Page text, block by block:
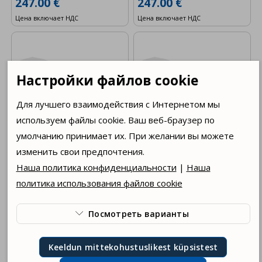
Цена включает НДС Цена включает НДС
Обогреватель TJ G, 4,5
кВт, 1 1/2" Dražice
252.01 €
Цена включает НДС
Обогреватель TJ G, 6
кВт, 1 1/2" Dražice +
регулятор
252.01 €
Настройки файлов cookie
Для лучшего взаимодействия с Интернетом мы
используем файлы cookie. Ваш веб-браузер по
умолчанию принимает их. При желании вы можете
изменить свои предпочтения.
Наша политика конфиденциальности | Наша
политика использования файлов cookie
 Посмотреть варианты
Мы используем технические файлы cookie,
необходимые для функционирования сайта.
Keeldun mittekohustuslikest küpsistest